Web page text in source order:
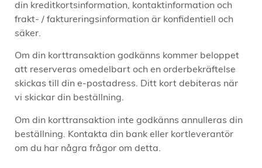
din kreditkortsinformation, kontaktinformation och
frakt- / faktureringsinformation är konfidentiell och
säker.
Om din korttransaktion godkänns kommer beloppet
att reserveras omedelbart och en orderbekräftelse
skickas till din e-postadress. Ditt kort debiteras när
vi skickar din beställning.
Om din korttransaktion inte godkänns annulleras din
beställning. Kontakta din bank eller kortleverantör
om du har några frågor om detta.